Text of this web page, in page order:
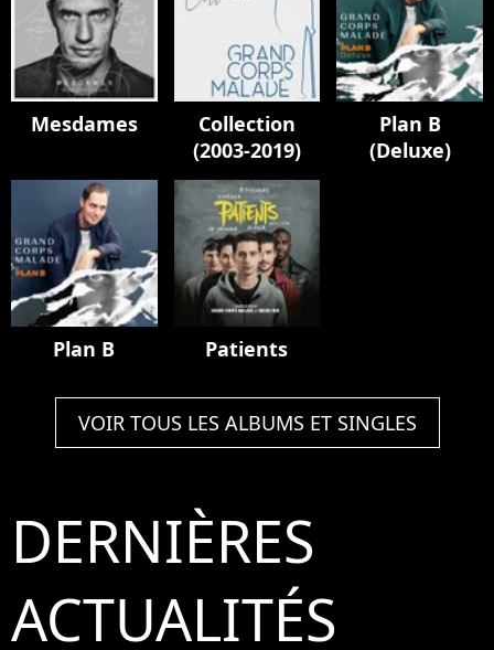
Mesdames
Collection
(2003-2019)
Plan B
(Deluxe)
Plan B Patients
VOIR TOUS LES ALBUMS ET SINGLES
DERNIÈRES
ACTUALITÉS